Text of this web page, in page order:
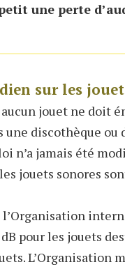
une perte
sur les
jouet ne doit
discothèque ou
n’a jamais été
jouets sonores
pour les jouets
L’Organisation